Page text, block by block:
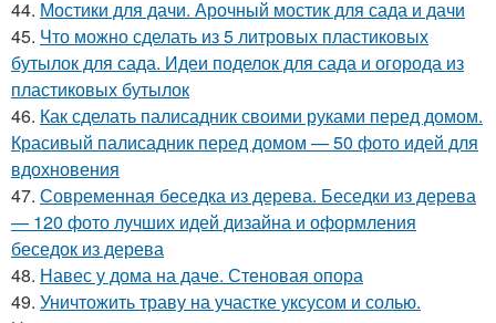
44. Мостики для дачи. Арочный мостик для сада и дачи
45. Что можно сделать из 5 литровых пластиковых
бутылок для сада. Идеи поделок для сада и огорода из
пластиковых бутылок
46. Как сделать палисадник своими руками перед домом.
Красивый палисадник перед домом — 50 фото идей для
вдохновения
47. Современная беседка из дерева. Беседки из дерева
— 120 фото лучших идей дизайна и оформления
беседок из дерева
48. Навес у дома на даче. Стеновая опора
49. Уничтожить траву на участке уксусом и солью.